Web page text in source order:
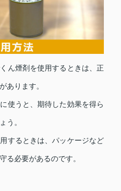
ん煙剤を使用するときは、正
あります。
使うと、期待した効果を得ら
う。
するときは、パッケージなど
る必要があるのです。